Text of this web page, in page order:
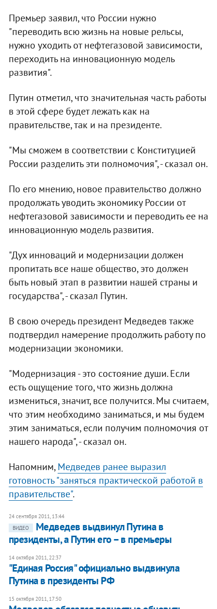
Премьер заявил, что России нужно
"переводить всю жизнь на новые рельсы,
нужно уходить от нефтегазовой зависимости,
переходить на инновационную модель
развития".
Путин отметил, что значительная часть работы
в этой сфере будет лежать как на
правительстве, так и на президенте.
"Мы сможем в соответствии с Конституцией
России разделить эти полномочия", - сказал он.
По его мнению, новое правительство должно
продолжать уводить экономику России от
нефтегазовой зависимости и переводить ее на
инновационную модель развития.
"Дух инноваций и модернизации должен
пропитать все наше общество, это должен
быть новый этап в развитии нашей страны и
государства", - сказал Путин.
В свою очередь президент Медведев также
подтвердил намерение продолжить работу по
модернизации экономики.
"Модернизация - это состояние души. Если
есть ощущение того, что жизнь должна
измениться, значит, все получится. Мы считаем,
что этим необходимо заниматься, и мы будем
этим заниматься, если получим полномочия от
нашего народа", - сказал он.
Напомним,Медведев ранее выразил
готовность "заняться практической работой в
правительстве".
24 сентября 2011, 13:44
ВИДЕО
Медведев выдвинул Путина в
президенты, а Путин его – в премьеры
14 октября 2011, 22:37
"Единая Россия" официально выдвинула
Путина в президенты РФ
15 октября 2011, 17:50